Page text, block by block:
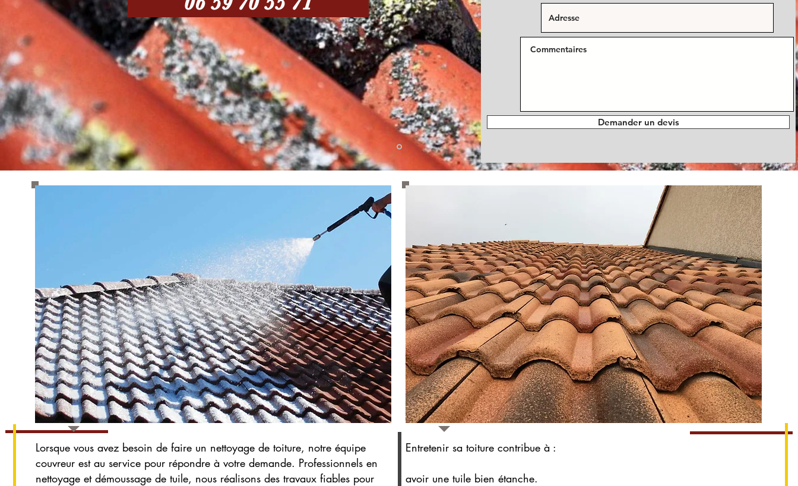
Demander un devis
Lorsque vous avez besoin de faire un nettoyage de toiture, notre équipe
couvreur est au service pour répondre à votre demande. Professionnels en
nettoyage et démoussage de tuile, nous réalisons des travaux fiables pour
Entretenir sa toiture contribue à :
avoir une tuile bien étanche.